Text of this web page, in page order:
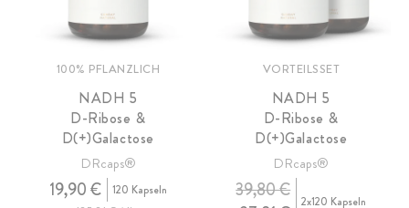
100% PFLANZLICH
NADH 5
D-Ribose &
D(+)Galactose
DRcaps®
19,90 €
120 Kapseln
VORTEILSSET
NADH 5
D-Ribose &
D(+)Galactose
DRcaps®
39,80 € 2x120 Kapseln